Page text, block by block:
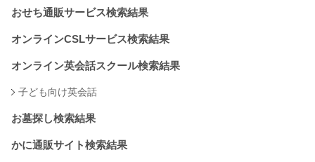
おせち通販サービス検索結果
オンラインCSLサービス検索結果
オンライン英会話スクール検索結果
子ども向け英会話
お墓探し検索結果
かに通販サイト検索結果